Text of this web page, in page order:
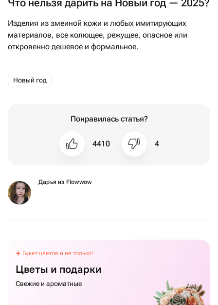
Что нельзя дарить на Новый год — 2025?
Изделия из змеиной кожи и любых имитирующих
материалов, все колющее, режущее, опасное или
откровенно дешевое и формальное.
Новый год
Понравилась статья?
4410 4
Дарья из Flowwow
Букет цветов и не только!
Цветы и подарки
Свежие и ароматные